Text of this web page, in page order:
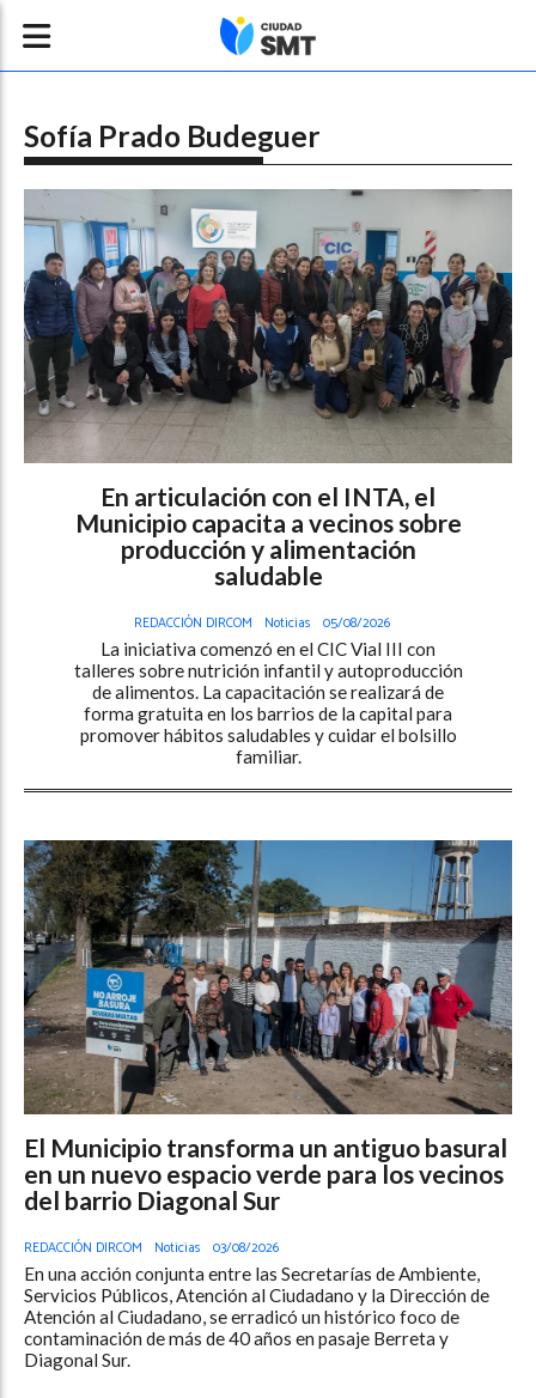
Sofía Prado Budeguer
En articulación con el INTA, el
Municipio capacita a vecinos sobre
producción y alimentación
saludable
REDACCIÓN DIRCOM Noticias 05/08/2026
La iniciativa comenzó en el CIC Vial III con
talleres sobre nutrición infantil y autoproducción
de alimentos. La capacitación se realizará de
forma gratuita en los barrios de la capital para
promover hábitos saludables y cuidar el bolsillo
familiar.
El Municipio transforma un antiguo basural
en un nuevo espacio verde para los vecinos
del barrio Diagonal Sur
REDACCIÓN DIRCOM Noticias 03/08/2026
En una acción conjunta entre las Secretarías de Ambiente,
Servicios Públicos, Atención al Ciudadano y la Dirección de
Atención al Ciudadano, se erradicó un histórico foco de
contaminación de más de 40 años en pasaje Berreta y
Diagonal Sur.